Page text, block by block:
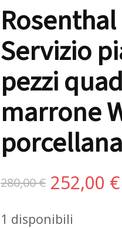
Servizio
pezzi
marrone
porcellana
280,00€ Il
252,00 €
1 disponibili